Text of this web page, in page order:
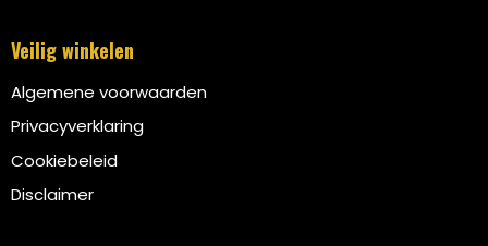
Veilig winkelen
Algemene voorwaarden
Privacyverklaring
Cookiebeleid
Disclaimer